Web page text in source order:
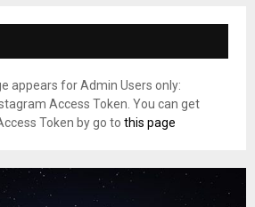
appears for Admin Users only:
Access Token. You can get
Token by go to this page